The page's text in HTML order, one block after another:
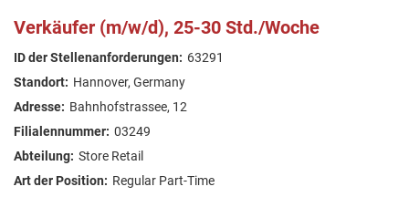
FAQ
ARBEIT SUCHEN
Verkäufer (m/w/d), 25-30 Std./Woche
63291
Hannover, Germany
Bahnhofstrassee, 12
03249
Store Retail
Regular Part-Time